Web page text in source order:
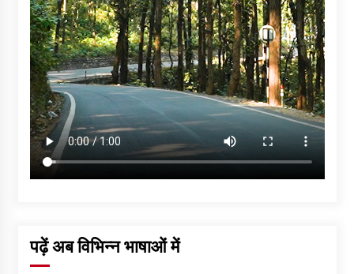
पढ़ें अब विभिन्न भाषाओं में